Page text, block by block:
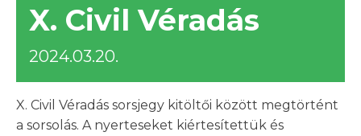
X. Civil Véradás
2024.03.20.
X. Civil Véradás sorsjegy kitöltői között megtörtént
a sorsolás. A nyerteseket kiértesítettük és